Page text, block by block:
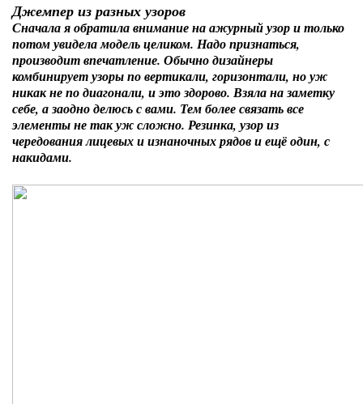
Джемпер из разных узоров
Сначала я обратила внимание на ажурный узор и только
потом увидела модель целиком. Надо признаться,
производит впечатление. Обычно дизайнеры
комбинирует узоры по вертикали, горизонтали, но уж
никак не по диагонали, и это здорово. Взяла на заметку
себе, а заодно делюсь с вами. Тем более связать все
элементы не так уж сложно. Резинка, узор из
чередования лицевых и изнаночных рядов и ещё один, с
накидами.